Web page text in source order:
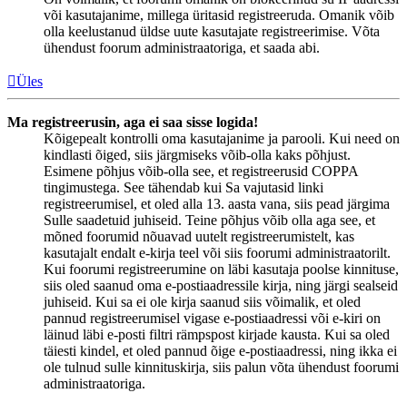
või kasutajanime, millega üritasid registreeruda. Omanik võib
olla keelustanud üldse uute kasutajate registreerimise. Võta
ühendust foorum administraatoriga, et saada abi.
Üles
Ma registreerusin, aga ei saa sisse logida!
Kõigepealt kontrolli oma kasutajanime ja parooli. Kui need on
kindlasti õiged, siis järgmiseks võib-olla kaks põhjust.
Esimene põhjus võib-olla see, et registreerusid COPPA
tingimustega. See tähendab kui Sa vajutasid linki
registreerumisel, et oled alla 13. aasta vana, siis pead järgima
Sulle saadetuid juhiseid. Teine põhjus võib olla aga see, et
mõned foorumid nõuavad uutelt registreerumistelt, kas
kasutajalt endalt e-kirja teel või siis foorumi administraatorilt.
Kui foorumi registreerumine on läbi kasutaja poolse kinnituse,
siis oled saanud oma e-postiaadressile kirja, ning järgi sealseid
juhiseid. Kui sa ei ole kirja saanud siis võimalik, et oled
pannud registreerumisel vigase e-postiaadressi või e-kiri on
läinud läbi e-posti filtri rämpspost kirjade kausta. Kui sa oled
täiesti kindel, et oled pannud õige e-postiaadressi, ning ikka ei
ole tulnud sulle kinnituskirja, siis palun võta ühendust foorumi
administraatoriga.